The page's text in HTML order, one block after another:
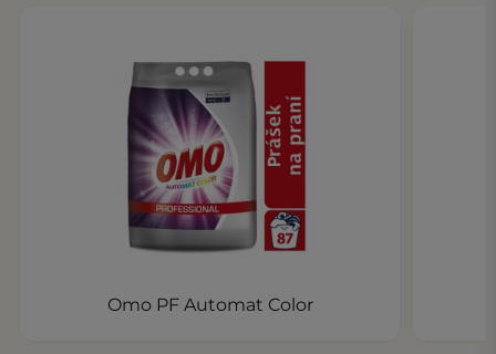
Omo PF Automat Color